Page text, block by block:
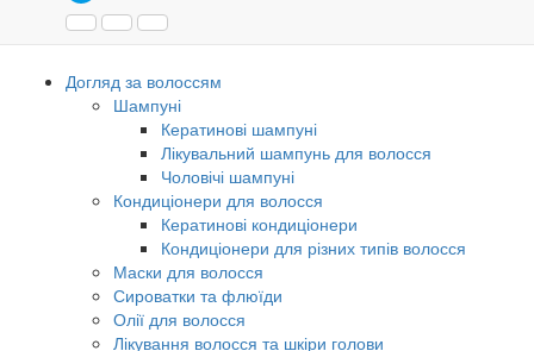
Догляд за волоссям
Шампуні
Кератинові шампуні
Лікувальний шампунь для волосся
Чоловічі шампуні
Кондиціонери для волосся
Кератинові кондиціонери
Кондиціонери для різних типів волосся
Маски для волосся
Сироватки та флюїди
Олії для волосся
Лікування волосся та шкіри голови